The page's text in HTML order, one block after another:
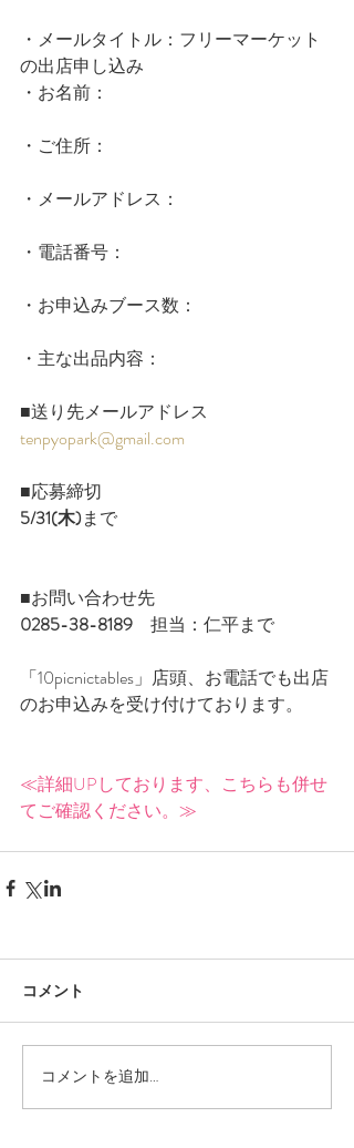
・メールタイトル：フリーマーケット
の出店申し込み
・お名前：
・ご住所：
・メールアドレス：
・電話番号：
・お申込みブース数：
・主な出品内容：
■送り先メールアドレス
tenpyopark@gmail.com
■応募締切
5/31(木)まで
■お問い合わせ先
0285-38-8189 担当：仁平まで
「10picnictables」店頭、お電話でも出店
のお申込みを受け付けております。
≪詳細UPしております、こちらも併せ
てご確認ください。≫
コメント
コメントを追加…